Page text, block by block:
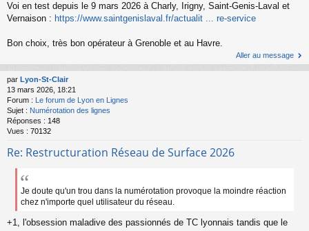
Voi en test depuis le 9 mars 2026 à Charly, Irigny, Saint-Genis-Laval et
Vernaison : https://www.saintgenislaval.fr/actualit ... re-service
Bon choix, très bon opérateur à Grenoble et au Havre.
Aller au message
par Lyon-St-Clair
13 mars 2026, 18:21
Forum : Le forum de Lyon en Lignes
Sujet : Numérotation des lignes
Réponses : 148
Vues : 70132
Re: Restructuration Réseau de Surface 2026
Je doute qu'un trou dans la numérotation provoque la moindre réaction
chez n'importe quel utilisateur du réseau.
+1, l'obsession maladive des passionnés de TC lyonnais tandis que le